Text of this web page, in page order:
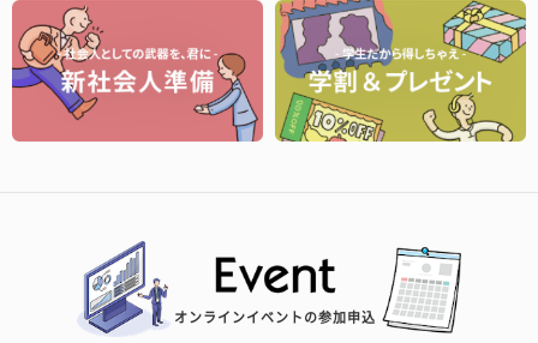
オンラインイベントの参加申込